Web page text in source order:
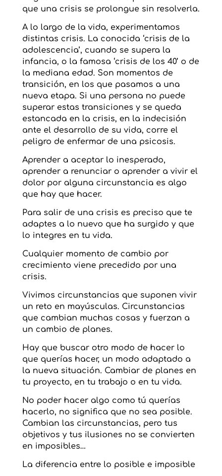
que una crisis se prolongue sin resolverla.
A lo largo de la vida, experimentamos
distintas crisis. La conocida ‘crisis de la
adolescencia’, cuando se supera la
infancia, o la famosa ‘crisis de los 40’ o de
la mediana edad. Son momentos de
transición, en los que pasamos a una
nueva etapa. Si una persona no puede
superar estas transiciones y se queda
estancada en la crisis, en la indecisión
ante el desarrollo de su vida, corre el
peligro de enfermar de una psicosis.
Aprender a aceptar lo inesperado,
aprender a renunciar o aprender a vivir el
dolor por alguna circunstancia es algo
que hay que hacer.
Para salir de una crisis es preciso que te
adaptes a lo nuevo que ha surgido y que
lo integres en tu vida.
Cualquier momento de cambio por
crecimiento viene precedido por una
crisis.
Vivimos circunstancias que suponen vivir
un reto en mayúsculas. Circunstancias
que cambian muchas cosas y fuerzan a
un cambio de planes.
Hay que buscar otro modo de hacer lo
que querías hacer, un modo adaptado a
la nueva situación. Cambiar de planes en
tu proyecto, en tu trabajo o en tu vida.
No poder hacer algo como tú querías
hacerlo, no significa que no sea posible.
Cambian las circunstancias, pero tus
objetivos y tus ilusiones no se convierten
en imposibles…
La diferencia entre lo posible e imposible